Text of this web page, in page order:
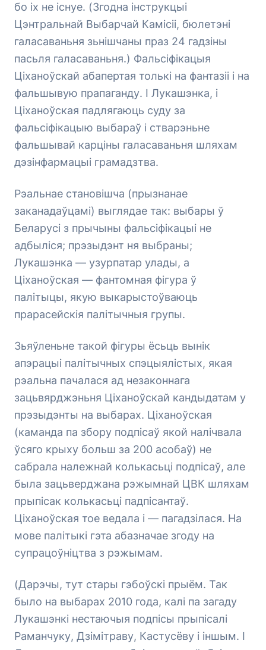
бо іх не існуе. (Згодна інструкцыі
Цэнтральнай Выбарчай Камісіі, бюлетэні
галасаваньня зьнішчаны праз 24 гадзіны
пасьля галасаваньня.) Фальсіфікацыя
Ціханоўскай абапертая толькі на фантазіі і на
фальшывую прапаганду. І Лукашэнка, і
Ціханоўская падлягаюць суду за
фальсіфікацыю выбараў і стварэньне
фальшывай карціны галасаваньня шляхам
дэзінфармацыі грамадзтва.
Рэальнае становішча (прызнанае
заканадаўцамі) выглядае так: выбары ў
Беларусі з прычыны фальсіфікацыі не
адбыліся; прэзыдэнт ня выбраны;
Лукашэнка — узурпатар улады, а
Ціханоўская — фантомная фігура ў
палітыцы, якую выкарыстоўваюць
прарасейскія палітычныя групы.
Зьяўленьне такой фігуры ёсьць вынік
апэрацыі палітычных спэцыялістых, якая
рэальна пачалася ад незаконнага
зацьвярджэньня Ціханоўскай кандыдатам у
прэзыдэнты на выбарах. Ціханоўская
(каманда па збору подпісаў якой налічвала
ўсяго крыху больш за 200 асобаў) не
сабрала належнай колькасьці подпісаў, але
была зацьверджана рэжымнай ЦВК шляхам
прыпісак колькасьці падпісантаў.
Ціханоўская тое ведала і — пагадзілася. На
мове палітыкі гэта абазначае згоду на
супрацоўніцтва з рэжымам.
(Дарэчы, тут стары гэбоўскі прыём. Так
было на выбарах 2010 года, калі па загаду
Лукашэнкі нестаючыя подпісы прыпісалі
Раманчуку, Дзімітраву, Кастусёву і іншым. І